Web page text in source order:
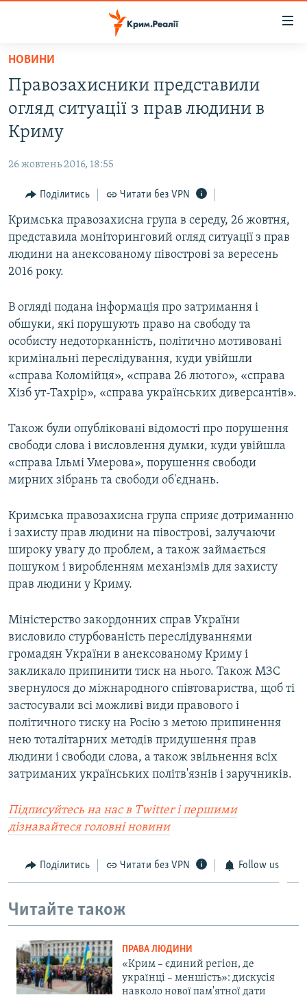
Перейти
основного
матеріалу
Перейти
до
основної
Перейти
пошуку
ВОДА.КРИМ
ВІДЕО ТА ФОТО
БЛОГИ
ПОГЛЯД
ІНТЕРВ'Ю
ВСЕ ЗА ДЕНЬ
СПЕЦПРОЕКТИ
ВІДЕОУРОКИ «ELIFBE»
СВІДЧЕННЯ ОКУПАЦІЇ
УКРАЇНСЬКА ПРОБЛЕМА КРИМУ
ІНФОГРАФІКА
Русский
Qırımtatar
ДОЛУЧАЙСЯ!
Усі сайти RFE/RL
НОВИНИ
Правозахисники представили
огляд ситуації з прав людини в
Криму
26 жовтень 2016, 18:55
Поділитись Читати без VPN
Кримська правозахисна група в середу, 26 жовтня,
представила моніторинговий огляд ситуації з прав
людини на анексованому півострові за вересень
2016 року.
В огляді подана інформація про затримання і
обшуки, які порушують право на свободу та
особисту недоторканність, політично мотивовані
кримінальні переслідування, куди увійшли
«справа Коломійця», «справа 26 лютого», «справа
Хізб ут-Тахрір», «справа українських диверсантів».
Також були опубліковані відомості про порушення
свободи слова і висловлення думки, куди увійшла
«справа Ільмі Умерова», порушення свободи
мирних зібрань та свободи об'єднань.
Кримська правозахисна група сприяє дотриманню
і захисту прав людини на півострові, залучаючи
широку увагу до проблем, а також займається
пошуком і виробленням механізмів для захисту
прав людини у Криму.
Міністерство закордонних справ України
висловило стурбованість переслідуваннями
громадян України в анексованому Криму і
закликало припинити тиск на нього. Також МЗС
звернулося до міжнародного співтовариства, щоб ті
застосували всі можливі види правового і
політичного тиску на Росію з метою припинення
нею тоталітарних методів придушення прав
людини і свободи слова, а також звільнення всіх
затриманих українських політв'язнів і заручників.
Підписуйтесь на наc в Twitter і першими
дізнавайтеся головні новини
Поділитись Читати без VPN Follow us
Читайте також
ПРАВА ЛЮДИНИ
«Крим – єдиний регіон, де
українці – меншість»: дискусія
навколо нової пам'ятної дати